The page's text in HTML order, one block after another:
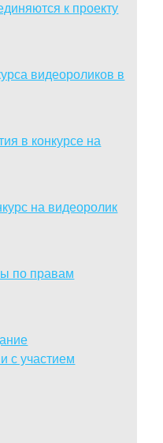
к проекту
видеороликов в
в конкурсе на
на видеоролик
по правам
с участием